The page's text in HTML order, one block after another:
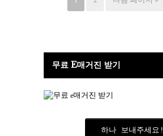
무료 E매거진 받기
하나 보내주세요!